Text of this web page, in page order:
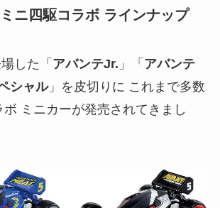
ニ四駆コラボ ラインナップ
した「 アバンテJr. 」「 アバンテ
シャル」を皮切りに これまで多数
ミニカーが発売されてきまし